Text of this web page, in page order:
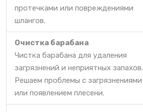
протечками или повреждениями
шлангов.
Очистка барабана
Чистка барабана для удаления
загрязнений и неприятных запахов.
Решаем проблемы с загрязнениями
или появлением плесени.